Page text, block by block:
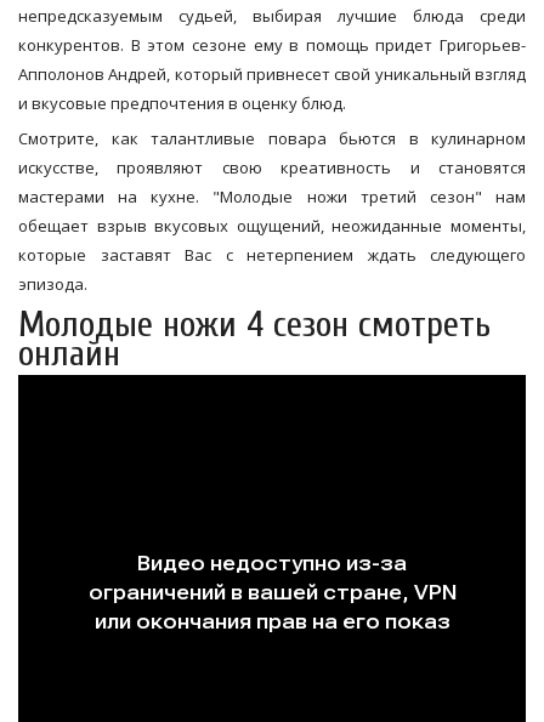
непредсказуемым судьей, выбирая лучшие блюда среди
конкурентов. В этом сезоне ему в помощь придет Григорьев-
Апполонов Андрей, который привнесет свой уникальный взгляд
и вкусовые предпочтения в оценку блюд.
Смотрите, как талантливые повара бьются в кулинарном
искусстве, проявляют свою креативность и становятся
мастерами на кухне. "Молодые ножи третий сезон" нам
обещает взрыв вкусовых ощущений, неожиданные моменты,
которые заставят Вас с нетерпением ждать следующего
эпизода.
Молодые ножи 4 сезон смотреть
онлайн